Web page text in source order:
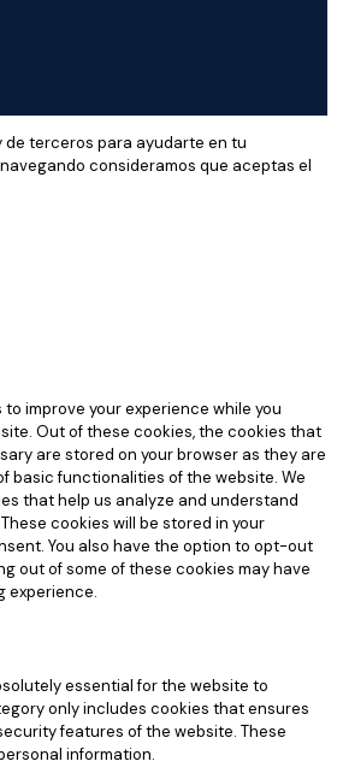
de terceros para ayudarte en tu
consideramos que aceptas el
improve your experience while you
Out of these cookies, the cookies that
are stored on your browser as they are
basic functionalities of the website. We
that help us analyze and understand
cookies will be stored in your
You also have the option to opt-out
out of some of these cookies may have
experience.
essential for the website to
only includes cookies that ensures
features of the website. These
information.